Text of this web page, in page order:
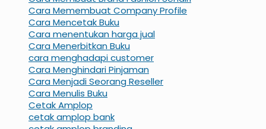
Cara Memembuat Company Profile
Cara Mencetak Buku
Cara menentukan harga jual
Cara Menerbitkan Buku
cara menghadapi customer
Cara Menghindari Pinjaman
Cara Menjadi Seorang Reseller
Cara Menulis Buku
Cetak Amplop
cetak amplop bank